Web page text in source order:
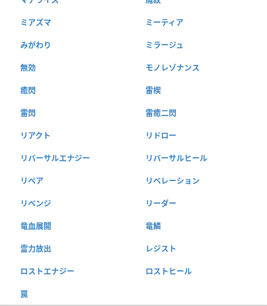
ミアズマ ミーティア
みがわり ミラージュ
無効 モノレゾナンス
癒閃 雷楔
雷閃 雷癒二閃
リアクト リドロー
リバーサルエナジー リバーサルヒール
リペア リベレーション
リベンジ リーダー
竜血展開 竜鱗
霊力放出 レジスト
ロストエナジー ロストヒール
罠